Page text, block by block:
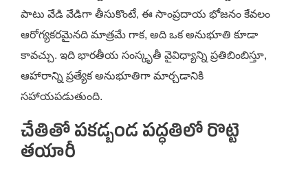
పాటు వేడి వేడిగా తీసుకొంటే, ఈ సాంప్రదాయ భోజనం కేవలం
ఆరోగ్యకరమైనది మాత్రమే గాక, అది ఒక అనుభూతి కూడా
కావచ్చు. ఇది భారతీయ సంస్కృతీ వైవిధ్యాన్ని ప్రతిబింబిస్తూ,
ఆహారాన్ని ప్రత్యేక అనుభూతిగా మార్చడానికి
సహాయపడుతుంది.
చేతితో పకడ్బండ పద్ధతిలో రొట్టె
తయారీ